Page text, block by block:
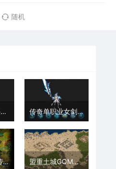
随机
狂暴之力传奇buff技能PNG序列坐标齐全202511188 传奇单职业女剑甲素材时装剑甲带+首饰套装PNG内外地面包裹观齐全202511127
灵荒秘境超清传奇地图真彩地砖+工具2025111714 盟重土城GOM引擎专属真彩地砖超清传奇地图素材+工具202511233